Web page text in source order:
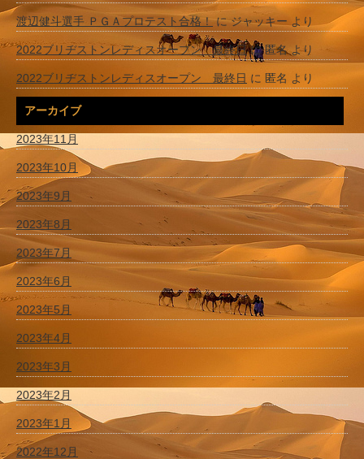
渡辺健斗選手 ＰＧＡプロテスト合格！にジャッキー より
2022ブリヂストンレディスオープン 最終日に匿名より
2022ブリヂストンレディスオープン 最終日 に 匿名 より
アーカイブ
2023年11月
2023年10月
2023年9月
2023年8月
2023年7月
2023年6月
2023年5月
2023年4月
2023年3月
2023年2月
2023年1月
2022年12月